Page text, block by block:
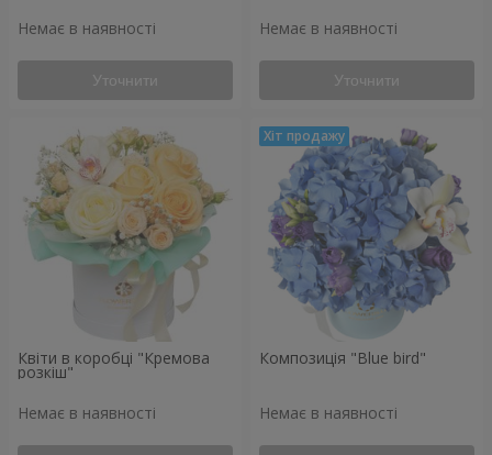
Немає в наявності
Уточнити
Немає в наявності
Уточнити
Квіти в коробці "Кремова
розкіш"
Немає в наявності
Композиція "Blue bird"
Немає в наявності